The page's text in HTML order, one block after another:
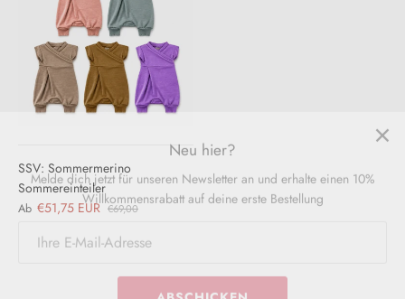
SSV: Sommermerino
Sommereinteiler
Ab €51,75 EUR €69,00
Neu hier?
Willkommensrabatt auf deine erste Bestellung